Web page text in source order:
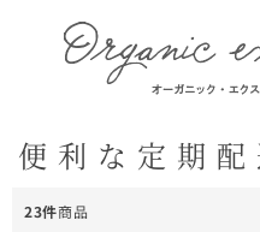
便利な定期配
23件商品